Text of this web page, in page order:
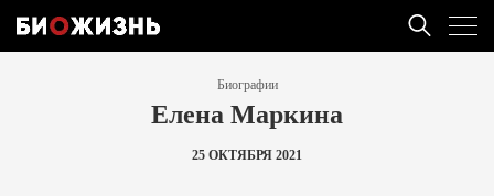
Биографии
Елена Маркина
25 ОКТЯБРЯ 2021